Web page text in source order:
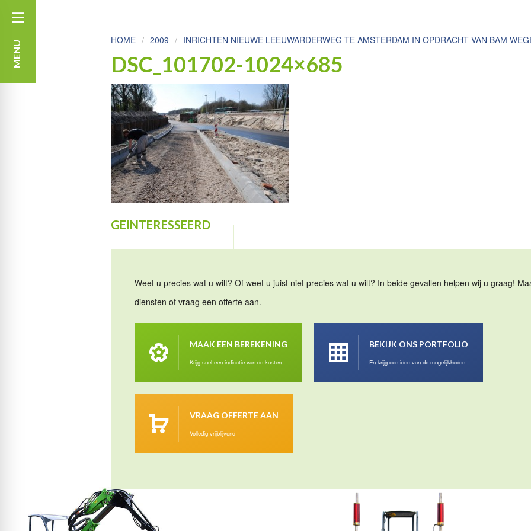
MENU
HOME 2009 INRICHTEN NIEUWE LEEUWARDERWEG TE AMSTERDAM IN OPDRACHT VAN BAM
DSC_101702-1024×685
GEINTERESSEERD
Weet u precies wat u wilt? Of weet u juist niet precies wat u wilt? In beide gevallen helpen wij u graag!
diensten of vraag een offerte aan.
MAAK EEN BEREKENING
Krijg snel een indicatie van de kosten
BEKIJK ONS PORTFOLIO
En krijg een idee van de mogelijkheden
VRAAG OFFERTE AAN
Volledig vrijblijvend